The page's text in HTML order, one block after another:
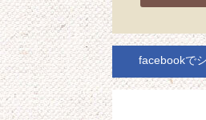
facebookで